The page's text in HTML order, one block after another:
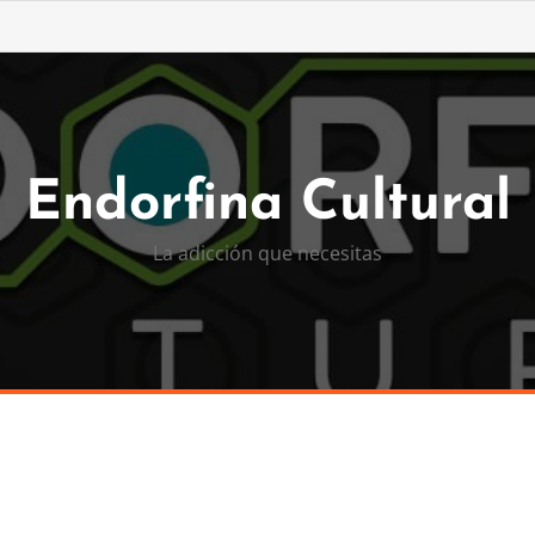
Endorfina Cultural
La adicción que necesitas